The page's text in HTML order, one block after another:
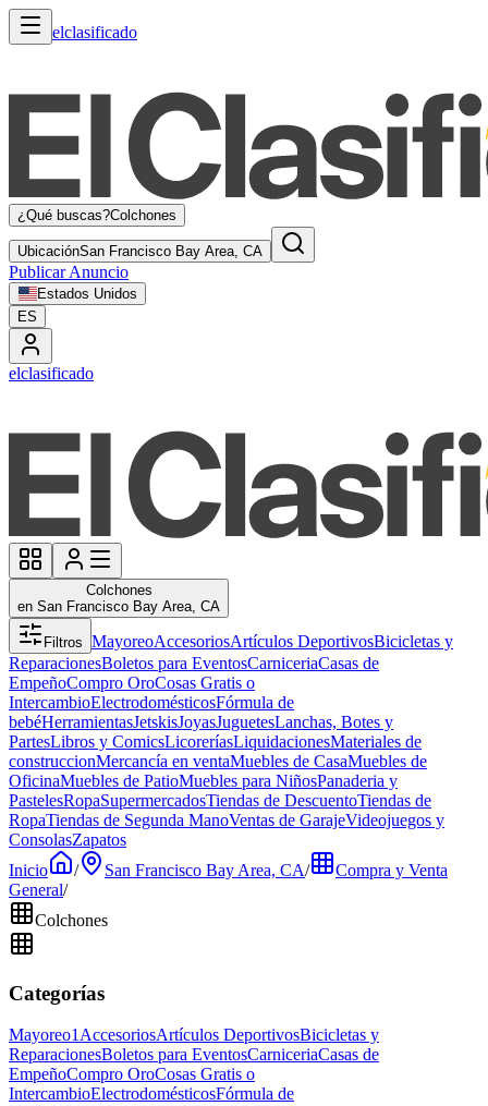
elclasificado
¿Qué buscas?Colchones
UbicaciónSan Francisco Bay Area, CA
Publicar Anuncio
Estados Unidos
ES
elclasificado
Colchones
en San Francisco Bay Area, CA
Filtros MayoreoAccesoriosArtículos DeportivosBicicletas y
ReparacionesBoletos para EventosCarniceriaCasas de
EmpeñoCompro OroCosas Gratis o
IntercambioElectrodomésticosFórmula de
bebéHerramientasJetskisJoyasJuguetesLanchas, Botes y
PartesLibros y ComicsLicoreríasLiquidacionesMateriales de
construccionMercancía en ventaMuebles de CasaMuebles de
OficinaMuebles de PatioMuebles para NiñosPanaderia y
PastelesRopaSupermercadosTiendas de DescuentoTiendas de
RopaTiendas de Segunda ManoVentas de GarajeVideojuegos y
ConsolasZapatos
Inicio
/ San Francisco Bay Area, CA/
Compra y Venta
General/
Colchones
Categorías
Mayoreo1AccesoriosArtículos DeportivosBicicletas y
ReparacionesBoletos para EventosCarniceriaCasas de
EmpeñoCompro OroCosas Gratis o
IntercambioElectrodomésticosFórmula de